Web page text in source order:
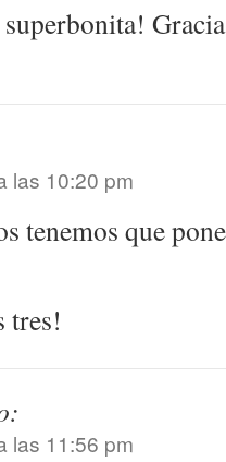
las 10:20 pm
tenemos que
tres!
las 11:56 pm